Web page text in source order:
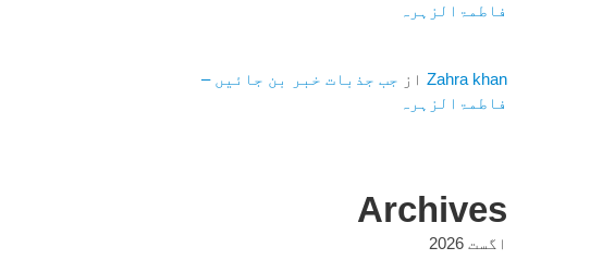
فاطمۃالزہرہ
Zahra khanاز جب جذبات خبر بن جائیں –
فاطمۃالزہرہ
Archives
اگست 2026